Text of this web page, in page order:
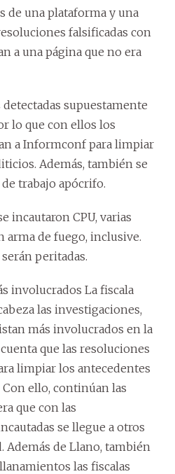
de una plataforma y una
falsificadas con
a una página que no era
supuestamente
lo que con ellos los
a Informconf para limpiar
Además, también se
trabajo apócrifo.
incautaron CPU, varias
arma de fuego, inclusive.
peritadas.
involucrados La fiscala
las investigaciones,
más involucrados en la
que las resoluciones
limpiar los antecedentes
Con ello, continúan las
que con las
se llegue a otros
Además de Llano, también
las fiscalas